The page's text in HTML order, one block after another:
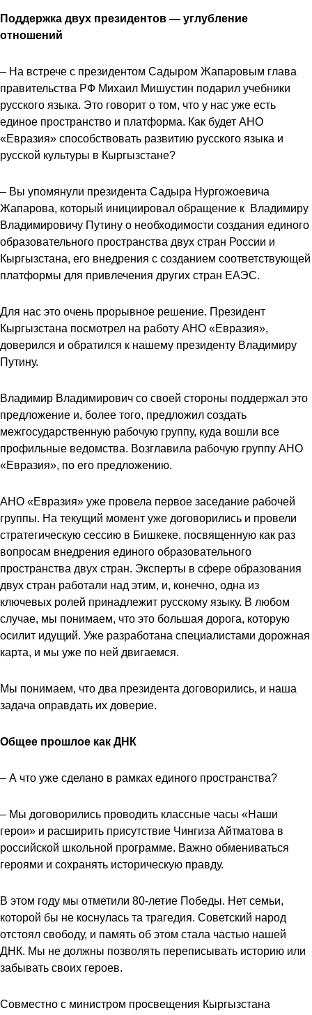
Поддержка двух президентов — углубление
отношений
– На встрече с президентом Садыром Жапаровым глава
правительства РФ Михаил Мишустин подарил учебники
русского языка. Это говорит о том, что у нас уже есть
единое пространство и платформа. Как будет АНО
«Евразия» способствовать развитию русского языка и
русской культуры в Кыргызстане?
– Вы упомянули президента Садыра Нургожоевича
Жапарова, который инициировал обращение к Владимиру
Владимировичу Путину о необходимости создания единого
образовательного пространства двух стран России и
Кыргызстана, его внедрения с созданием соответствующей
платформы для привлечения других стран ЕАЭС.
Для нас это очень прорывное решение. Президент
Кыргызстана посмотрел на работу АНО «Евразия»,
доверился и обратился к нашему президенту Владимиру
Путину.
Владимир Владимирович со своей стороны поддержал это
предложение и, более того, предложил создать
межгосударственную рабочую группу, куда вошли все
профильные ведомства. Возглавила рабочую группу АНО
«Евразия», по его предложению.
АНО «Евразия» уже провела первое заседание рабочей
группы. На текущий момент уже договорились и провели
стратегическую сессию в Бишкеке, посвященную как раз
вопросам внедрения единого образовательного
пространства двух стран. Эксперты в сфере образования
двух стран работали над этим, и, конечно, одна из
ключевых ролей принадлежит русскому языку. В любом
случае, мы понимаем, что это большая дорога, которую
осилит идущий. Уже разработана специалистами дорожная
карта, и мы уже по ней двигаемся.
Мы понимаем, что два президента договорились, и наша
задача оправдать их доверие.
Общее прошлое как ДНК
– А что уже сделано в рамках единого пространства?
– Мы договорились проводить классные часы «Наши
герои» и расширить присутствие Чингиза Айтматова в
российской школьной программе. Важно обмениваться
героями и сохранять историческую правду.
В этом году мы отметили 80-летие Победы. Нет семьи,
которой бы не коснулась та трагедия. Советский народ
отстоял свободу, и память об этом стала частью нашей
ДНК. Мы не должны позволять переписывать историю или
забывать своих героев.
Совместно с министром просвещения Кыргызстана